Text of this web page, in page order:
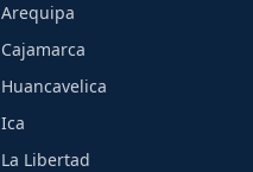
Arequipa
Cajamarca
Huancavelica
Ica
La Libertad